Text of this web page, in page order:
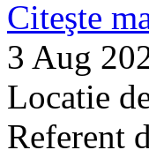
Citeşte
3 Aug
Locatie
Referent